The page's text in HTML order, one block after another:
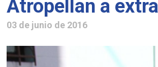
Atropellan a
03 de junio de 2016